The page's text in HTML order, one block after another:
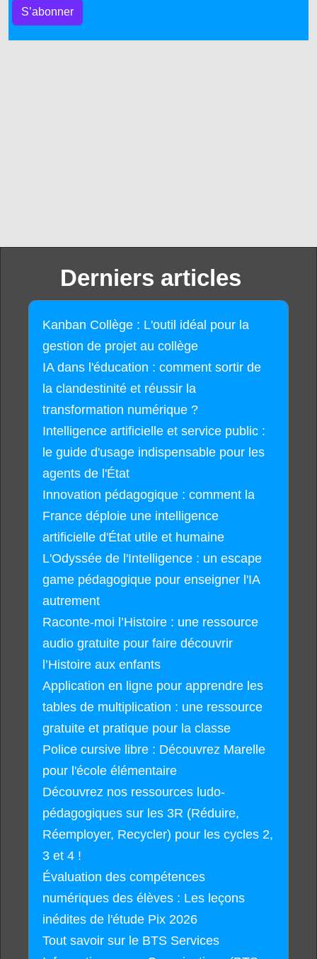
S’abonner
Derniers articles
Kanban Collège : L'outil idéal pour la
gestion de projet au collège
IA dans l'éducation : comment sortir de
la clandestinité et réussir la
transformation numérique ?
Intelligence artificielle et service public :
le guide d'usage indispensable pour les
agents de l'État
Innovation pédagogique : comment la
France déploie une intelligence
artificielle d'État utile et humaine
L'Odyssée de l'Intelligence : un escape
game pédagogique pour enseigner l'IA
autrement
Raconte-moi l’Histoire : une ressource
audio gratuite pour faire découvrir
l’Histoire aux enfants
Application en ligne pour apprendre les
tables de multiplication : une ressource
gratuite et pratique pour la classe
Police cursive libre : Découvrez Marelle
pour l'école élémentaire
Découvrez nos ressources ludo-
pédagogiques sur les 3R (Réduire,
Réemployer, Recycler) pour les cycles 2,
3 et 4 !
Évaluation des compétences
numériques des élèves : Les leçons
inédites de l'étude Pix 2026
Tout savoir sur le BTS Services